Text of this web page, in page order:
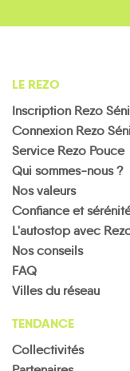
LE REZO
Inscription Rezo
Connexion Rezo
Service Rezo Pouce
Qui sommes-nous ?
Nos valeurs
Confiance et
L'autostop avec
Nos conseils
FAQ
Villes du réseau
TENDANCE
Collectivités